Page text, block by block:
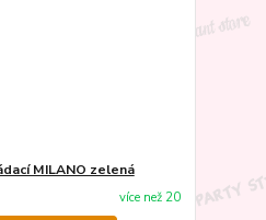
MILANO zelená
více než 20